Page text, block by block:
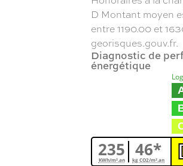
D Montant moyen
entre 1190.00 et
georisques.gouv.fr.
Diagnostic de
énergétique
235
KWh/m².an 46*
kg CO2/m².an